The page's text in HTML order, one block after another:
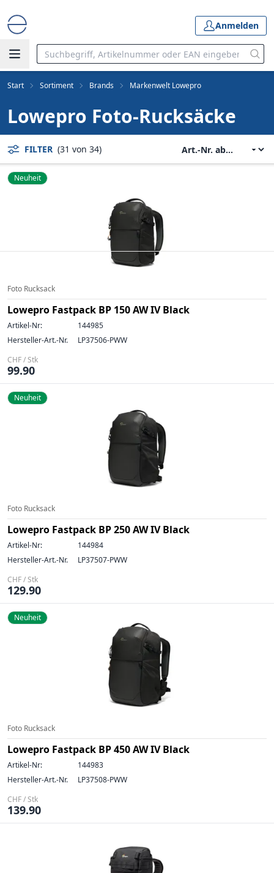
Anmelden
Start Sortiment Brands Markenwelt Lowepro
Lowepro Foto-Rucksäcke
FILTER (31 von 34)
Neuheit
Foto Rucksack
Lowepro Fastpack BP 150 AW IV Black
Artikel-Nr:
144985
Hersteller-Art.-Nr.
LP37506-PWW
CHF / Stk
99.90
Neuheit
Foto Rucksack
Lowepro Fastpack BP 250 AW IV Black
Artikel-Nr:
144984
Hersteller-Art.-Nr.
LP37507-PWW
CHF / Stk
129.90
Neuheit
Foto Rucksack
Lowepro Fastpack BP 450 AW IV Black
Artikel-Nr:
144983
Hersteller-Art.-Nr.
LP37508-PWW
CHF / Stk
139.90